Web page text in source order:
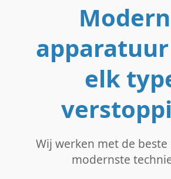
elk
Wij werken met de
modernste